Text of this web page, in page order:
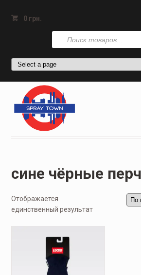
0 грн.
Поиск
товаров
сине чёрные
Отображается
единственный результат